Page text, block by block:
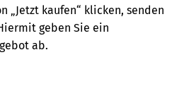
„Jetzt kaufen“ klicken, senden
geben Sie ein
ab.